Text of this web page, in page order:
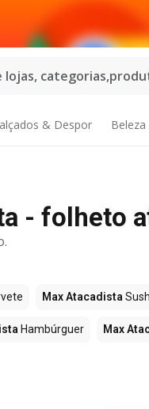
lojas,
& Despor Beleza
- folheto
Max Atacadista
Hambúrguer Max